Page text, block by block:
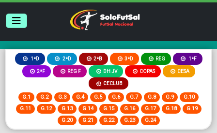
1ªD 2ªD 2ªB 3ªD REG 1ªF
2ªF REG F DH JV COPAS CESA
CECLUB
G.1 G.2 G.3 G.4 G.5 G.6 G.7 G.8 G.9
G.10
G.11
G.12 G.13 G.14 G.15 G.16 G.17 G.18
G.19
G.20
G.21 G.22 G.23 G.24